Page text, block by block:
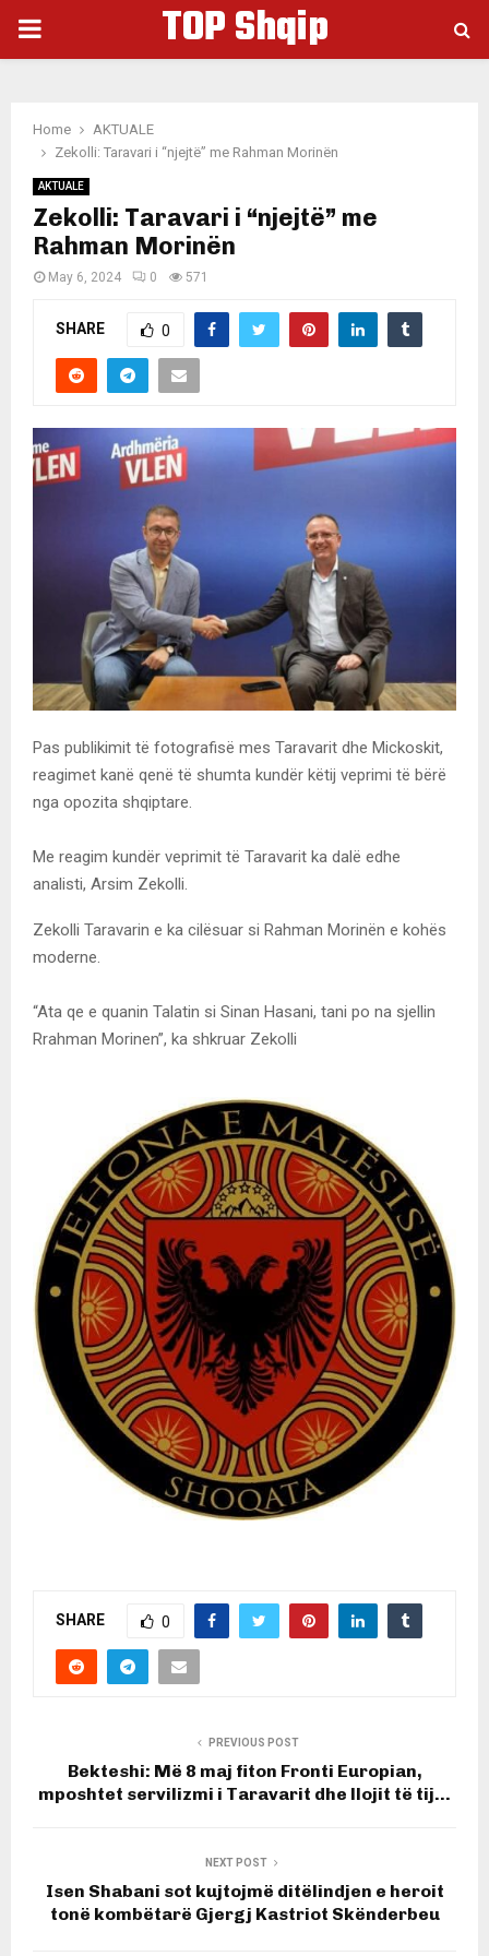
PRIMARY
TOP Shqip
Home
AKTUALE
Zekolli: Taravari i “njejtë” me Rahman Morinën
AKTUALE
Zekolli: Taravari i “njejtë” me
Rahman Morinën
May 6, 2024 0 571
SHARE 0
Pas publikimit të fotografisë mes Taravarit dhe Mickoskit,
reagimet kanë qenë të shumta kundër këtij veprimi të bërë
nga opozita shqiptare.
Me reagim kundër veprimit të Taravarit ka dalë edhe
analisti, Arsim Zekolli.
Zеkolli Taravarin e ka cilësuar si Rahman Morinën e kohës
moderne.
“Ata qe e quanin Talatin si Sinan Hasani, tani po na sjellin
Rrahman Morinen”, ka shkruar Zekolli
SHARE 0
PREVIOUS POST
Bekteshi: Më 8 maj fiton Fronti Europian,
mposhtet servilizmi i Taravarit dhe llojit të tij…
NEXT POST
Isen Shabani sot kujtojmë ditëlindjen e heroit
tonë kombëtarë Gjergj Kastriot Skënderbeu